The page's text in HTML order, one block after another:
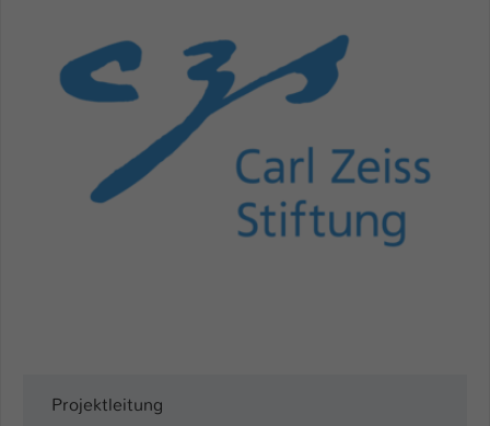
Projektleitung
kann der eingeloggte Benutzer
wiedererkannt werden und es wird ihm
Zugang zu geschützten Bereichen
gewährt.
be_typo_user